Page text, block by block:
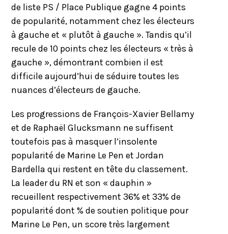
de liste PS / Place Publique gagne 4 points
de popularité, notamment chez les électeurs
à gauche et « plutôt à gauche ». Tandis qu’il
recule de 10 points chez les électeurs « très à
gauche », démontrant combien il est
difficile aujourd’hui de séduire toutes les
nuances d’électeurs de gauche.
Les progressions de François-Xavier Bellamy
et de Raphaël Glucksmann ne suffisent
toutefois pas à masquer l’insolente
popularité de Marine Le Pen et Jordan
Bardella qui restent en tête du classement.
La leader du RN et son « dauphin »
recueillent respectivement 36% et 33% de
popularité dont % de soutien politique pour
Marine Le Pen, un score très largement